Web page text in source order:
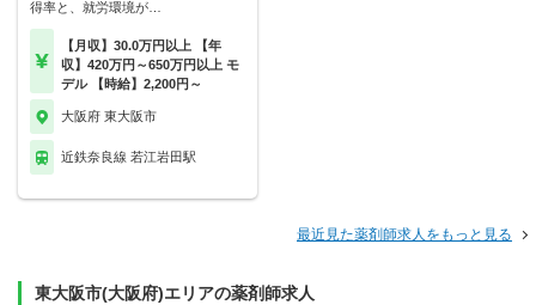
得率と、就労環境が…
【月収】30.0万円以上 【年
収】420万円～650万円以上 モ
デル 【時給】2,200円～
大阪府 東大阪市
近鉄奈良線 若江岩田駅
最近見た薬剤師求人をもっと見る
東大阪市(大阪府)エリアの薬剤師求人